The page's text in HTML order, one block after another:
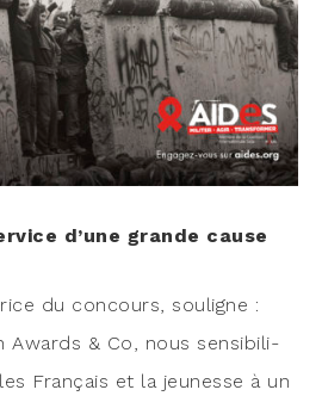
d’une grande cause
du concours, sou­ligne :
Awards & Co, nous sen­si­bi­li­
Fran­çais et la jeu­nesse à un